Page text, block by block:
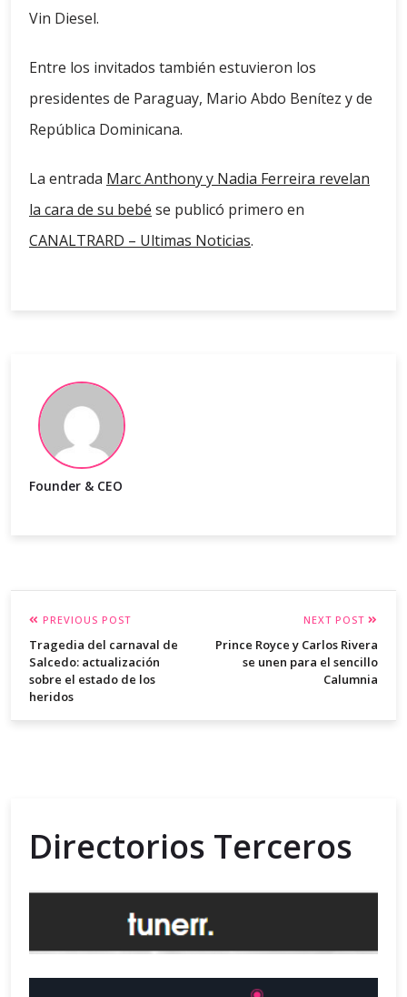
Vin Diesel.
Entre los invitados también estuvieron los
presidentes de Paraguay, Mario Abdo Benítez y de
República Dominicana.
La entrada Marc Anthony y Nadia Ferreira revelan
la cara de su bebé se publicó primero en
CANALTRARD – Ultimas Noticias.
Founder & CEO
PREVIOUS POST
Tragedia del carnaval de
Salcedo: actualización
sobre el estado de los
heridos
NEXT POST
Prince Royce y Carlos Rivera
se unen para el sencillo
Calumnia
Directorios Terceros